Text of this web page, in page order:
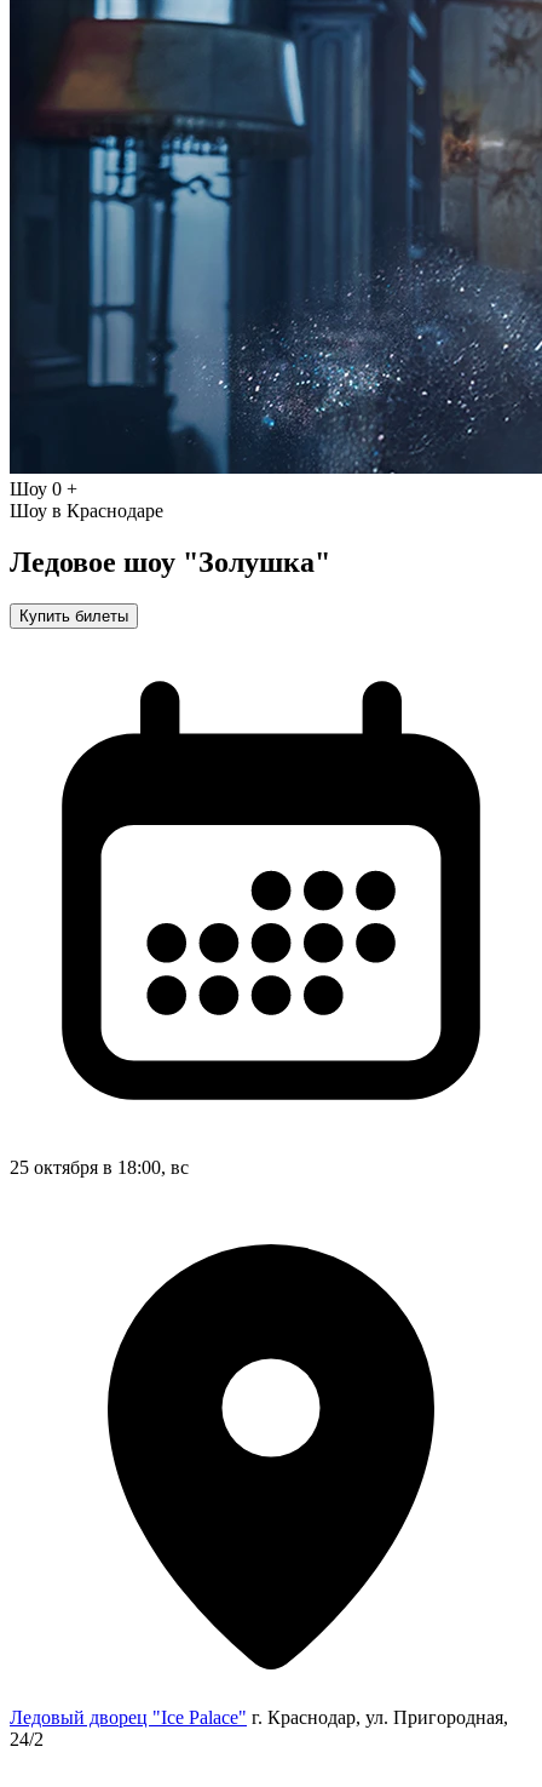
Шоу 0 +
Шоу в Краснодаре
Ледовое шоу "Золушка"
Купить билеты
25 октября в 18:00, вс
Ледовый дворец "Ice Palace" г. Краснодар, ул. Пригородная,
24/2